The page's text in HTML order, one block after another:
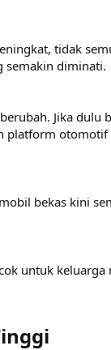
tidak
semakin diminati.
Jika
platform
bekas kini
untuk